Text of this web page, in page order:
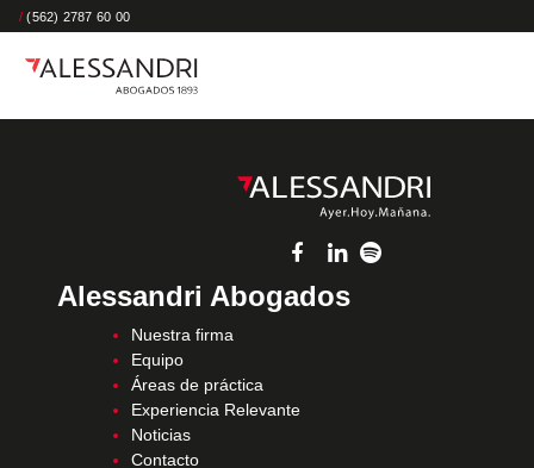
/ (562) 2787 60 00
Alessandri Abogados
Nuestra firma
Equipo
Áreas de práctica
Experiencia Relevante
Noticias
Contacto